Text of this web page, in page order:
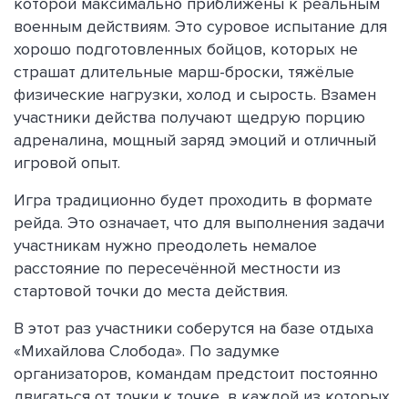
военным действиям. Это суровое испытание для
хорошо подготовленных бойцов, которых не
страшат длительные марш-броски, тяжёлые
физические нагрузки, холод и сырость. Взамен
участники действа получают щедрую порцию
адреналина, мощный заряд эмоций и отличный
игровой опыт.
Игра традиционно будет проходить в формате
рейда. Это означает, что для выполнения задачи
участникам нужно преодолеть немалое
расстояние по пересечённой местности из
стартовой точки до места действия.
В этот раз участники соберутся на базе отдыха
«Михайлова Слобода». По задумке
организаторов, командам предстоит постоянно